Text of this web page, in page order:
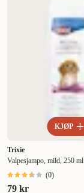
KJØP
Trixie
Valpesjampo, mild, 250 ml
(0)
79 kr